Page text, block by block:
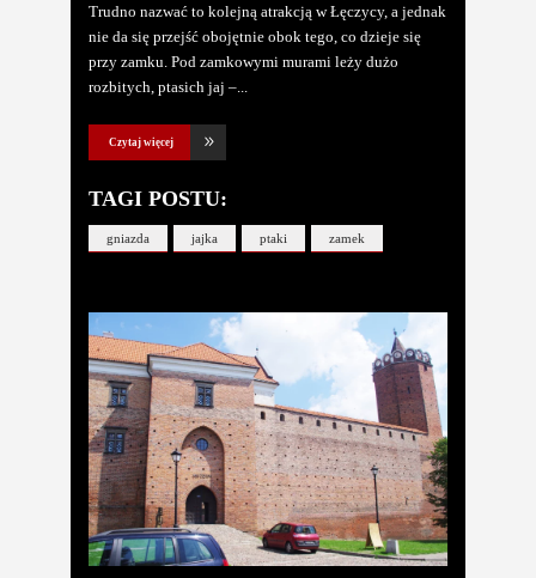
Trudno nazwać to kolejną atrakcją w Łęczycy, a jednak
nie da się przejść obojętnie obok tego, co dzieje się
przy zamku. Pod zamkowymi murami leży dużo
rozbitych, ptasich jaj –
Czytaj więcej
TAGI POSTU:
gniazda jajka ptaki zamek